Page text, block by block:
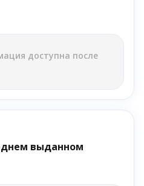
доступна после
выданном